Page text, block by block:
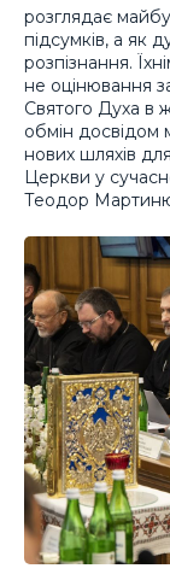
розглядає
підсумків, а як
розпізнання.
не оцінювання
Святого Духа в
обмін
нових шляхів
Церкви у
Теодор